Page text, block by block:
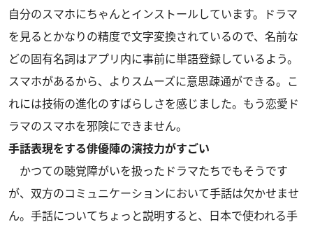
自分のスマホにちゃんとインストールしています。ドラマ
を見るとかなりの精度で文字変換されているので、名前な
どの固有名詞はアプリ内に事前に単語登録しているよう。
スマホがあるから、よりスムーズに意思疎通ができる。こ
れには技術の進化のすばらしさを感じました。もう恋愛ド
ラマのスマホを邪険にできません。
手話表現をする俳優陣の演技力がすごい
かつての聴覚障がいを扱ったドラマたちでもそうです
が、双方のコミュニケーションにおいて手話は欠かせませ
ん。手話についてちょっと説明すると、日本で使われる手